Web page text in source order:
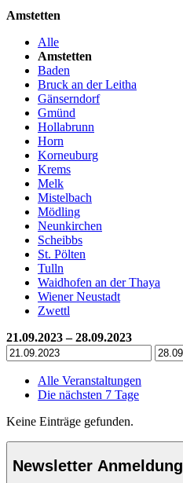
Amstetten
Alle
Amstetten
Baden
Bruck an der Leitha
Gänserndorf
Gmünd
Hollabrunn
Horn
Korneuburg
Krems
Melk
Mistelbach
Mödling
Neunkirchen
Scheibbs
St. Pölten
Tulln
Waidhofen an der Thaya
Wiener Neustadt
Zwettl
21.09.2023 – 28.09.2023
Alle Veranstaltungen
Die nächsten 7 Tage
Keine Einträge gefunden.
Newsletter Anmeldung